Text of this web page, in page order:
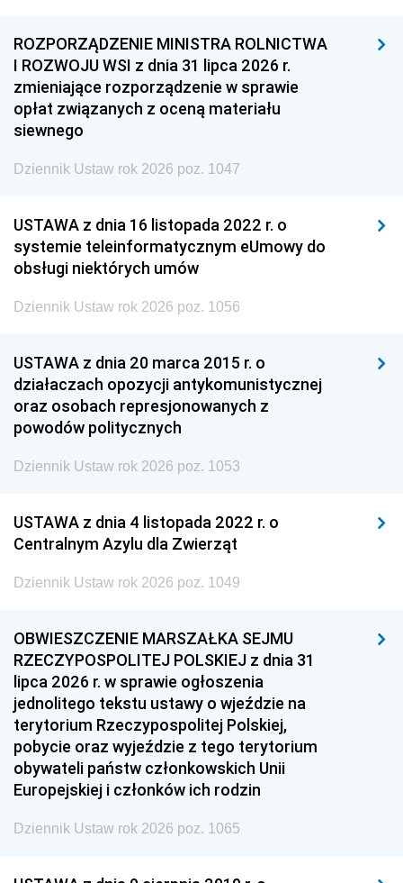
ROZPORZĄDZENIE MINISTRA ROLNICTWA
I ROZWOJU WSI z dnia 31 lipca 2026 r.
zmieniające rozporządzenie w sprawie
opłat związanych z oceną materiału
siewnego
Dziennik Ustaw rok 2026 poz. 1047
USTAWA z dnia 16 listopada 2022 r. o
systemie teleinformatycznym eUmowy do
obsługi niektórych umów
Dziennik Ustaw rok 2026 poz. 1056
USTAWA z dnia 20 marca 2015 r. o
działaczach opozycji antykomunistycznej
oraz osobach represjonowanych z
powodów politycznych
Dziennik Ustaw rok 2026 poz. 1053
USTAWA z dnia 4 listopada 2022 r. o
Centralnym Azylu dla Zwierząt
Dziennik Ustaw rok 2026 poz. 1049
OBWIESZCZENIE MARSZAŁKA SEJMU
RZECZYPOSPOLITEJ POLSKIEJ z dnia 31
lipca 2026 r. w sprawie ogłoszenia
jednolitego tekstu ustawy o wjeździe na
terytorium Rzeczypospolitej Polskiej,
pobycie oraz wyjeździe z tego terytorium
obywateli państw członkowskich Unii
Europejskiej i członków ich rodzin
Dziennik Ustaw rok 2026 poz. 1065